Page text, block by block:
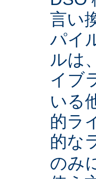
言い
パイ
ルは
イブ
いる
的ラ
的な
のみ